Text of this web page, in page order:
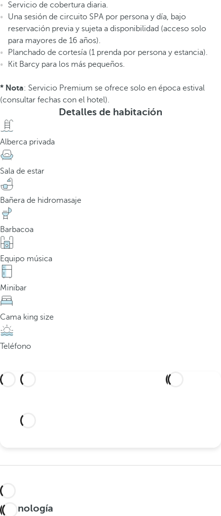
Servicio de cobertura diaria.
Una sesión de circuito SPA por persona y día, bajo
reservación previa y sujeta a disponibilidad (acceso solo
para mayores de 16 años).
Planchado de cortesía (1 prenda por persona y estancia).
Kit Barcy para los más pequeños.
* Nota: Servicio Premium se ofrece solo en época estival
(consultar fechas con el hotel).
Detalles de habitación
Alberca privada
Sala de estar
Bañera de hidromasaje
Barbacoa
Equipo música
Minibar
Cama king size
Teléfono
Mejor suite de hotel de España
Tecnología